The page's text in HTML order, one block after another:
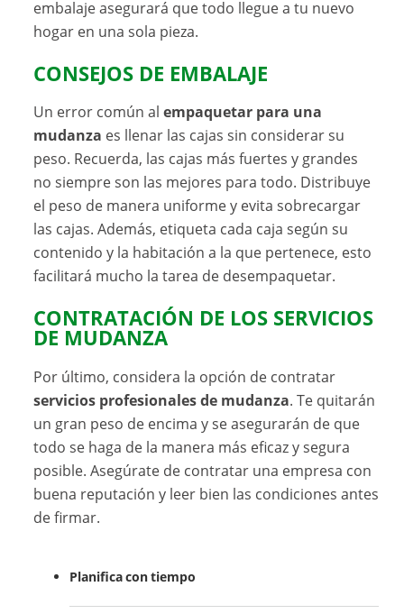
embalaje asegurará que todo llegue a tu nuevo
hogar en una sola pieza.
CONSEJOS DE EMBALAJE
Un error común alempaquetar para una
mudanza es llenar las cajas sin considerar su
peso. Recuerda, las cajas más fuertes y grandes
no siempre son las mejores para todo. Distribuye
el peso de manera uniforme y evita sobrecargar
las cajas. Además, etiqueta cada caja según su
contenido y la habitación a la que pertenece, esto
facilitará mucho la tarea de desempaquetar.
CONTRATACIÓN DE LOS SERVICIOS
DE MUDANZA
Por último, considera la opción de contratar
servicios profesionales de mudanza. Te quitarán
un gran peso de encima y se asegurarán de que
todo se haga de la manera más eficaz y segura
posible. Asegúrate de contratar una empresa con
buena reputación y leer bien las condiciones antes
de firmar.
Planifica con tiempo